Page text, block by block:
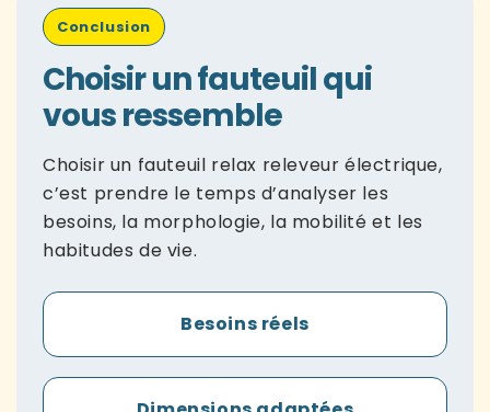
Conclusion
Choisir un fauteuil qui
vous ressemble
Choisir un fauteuil relax releveur électrique,
c’est prendre le temps d’analyser les
besoins, la morphologie, la mobilité et les
habitudes de vie.
Besoins réels